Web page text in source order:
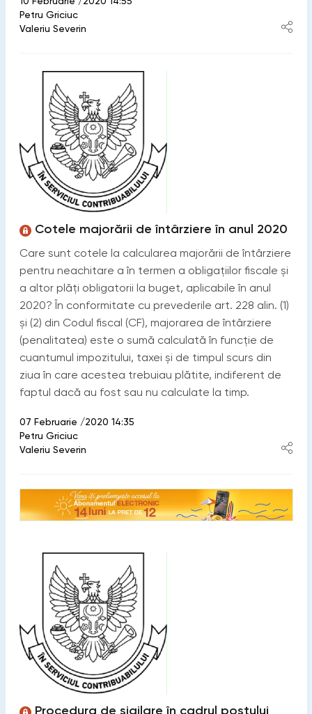
Petru Griciuc
Valeriu Severin
Cotele majorării de întârziere în anul 2020
Care sunt cotele la calcularea majorării de întârziere
pentru neachitare a în termen a obligaţiilor fiscale și
a altor plăți obligatorii la buget, aplicabile în anul
2020? În conformitate cu prevederile art. 228 alin. (1)
și (2) din Codul fiscal (CF), majorarea de întârziere
(penalitatea) este o sumă calculată în funcţie de
cuantumul impozitului, taxei și de timpul scurs din
ziua în care acestea trebuiau plătite, indiferent de
faptul dacă au fost sau nu calculate la timp.
07 Februarie /2020 14:35
Petru Griciuc
Valeriu Severin
Procedura de sigilare în cadrul postului